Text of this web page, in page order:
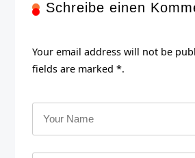
Schreibe einen
Your email address will not be
fields are marked *.